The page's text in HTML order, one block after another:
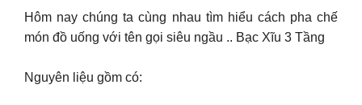
Hôm nay chúng ta cùng nhau tìm hiểu cách pha chế
món đồ uống với tên gọi siêu ngầu .. Bạc Xĩu 3 Tầng
Nguyên liệu gồm có: